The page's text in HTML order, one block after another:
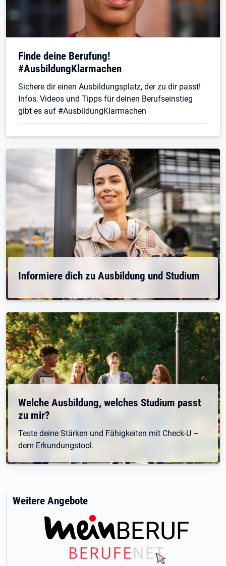
Finde deine Berufung!
#AusbildungKlarmachen
Sichere dir einen Ausbildungsplatz, der zu dir passt!
Infos, Videos und Tipps für deinen Berufseinstieg
gibt es auf #AusbildungKlarmachen
Informiere dich zu Ausbildung und Studium
Welche Ausbildung, welches Studium passt
zu mir?
Teste deine Stärken und Fähigkeiten mit Check-U –
dem Erkundungstool.
Weitere Angebote